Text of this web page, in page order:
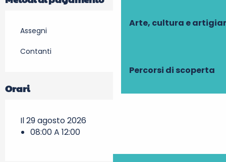
Arte, cultura e
Percorsi di scoperta
Assegni
Contanti
Orari
Il 29 agosto 2026
08:00 A 12:00